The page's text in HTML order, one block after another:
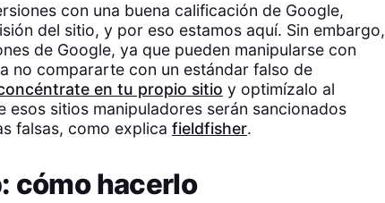
con una buena calificación de Google,
del sitio, y por eso estamos aquí. Sin embargo,
de Google, ya que pueden manipularse con
no compararte con un estándar falso de
en tu propio sitio y optimízalo al
esos sitios manipuladores serán sancionados
falsas, como explica fieldfisher.
cómo hacerlo